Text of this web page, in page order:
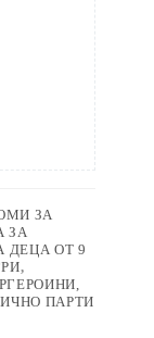
ЗА
ЗА
ОТ 9
,
ПАРТИ